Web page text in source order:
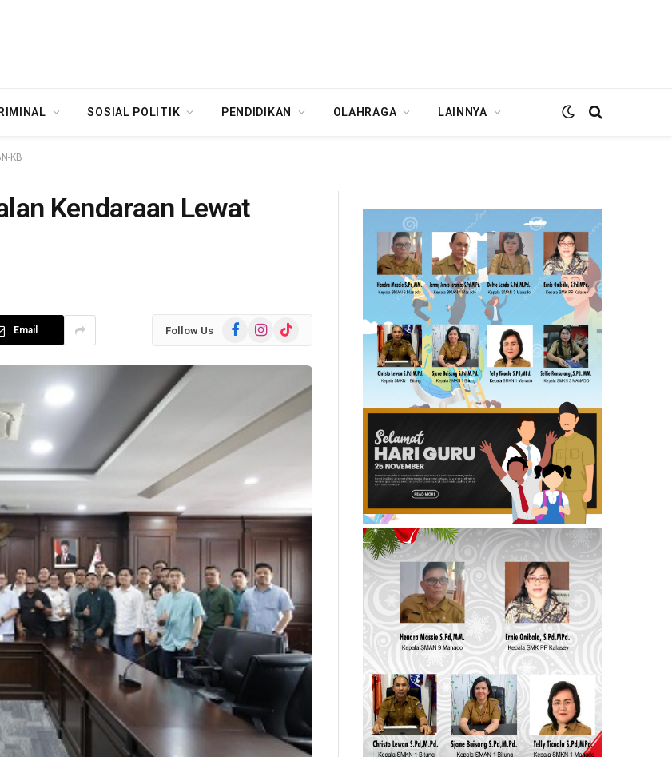
SOSIAL POLITIK PENDIDIKAN OLAHRAGA LAINNYA
KB
Kendaraan Lewat
Email Follow Us FacebookInstagram
TikTok